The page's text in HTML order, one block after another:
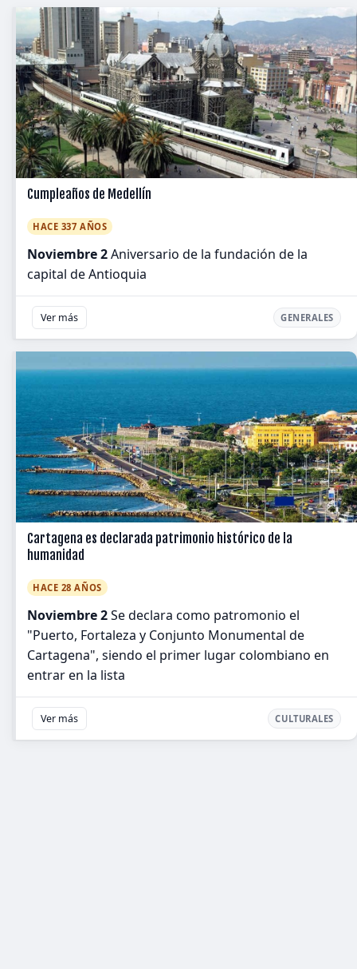
Cumpleaños de Medellín
HACE 337 AÑOS
Noviembre 2Aniversario de la fundación de la
capital de Antioquia
Ver más GENERALES
Cartagena es declarada patrimonio histórico de la
humanidad
HACE 28 AÑOS
Noviembre 2Se declara como patromonio el
"Puerto, Fortaleza y Conjunto Monumental de
Cartagena", siendo el primer lugar colombiano en
entrar en la lista
Ver más CULTURALES